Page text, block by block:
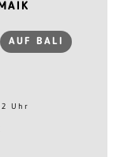
AUF BALI
Uhr